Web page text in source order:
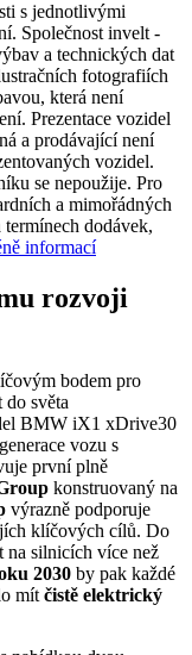
s jednotlivými
Společnost invelt -
a technických dat
fotografiích
která není
Prezentace vozidel
a prodávající není
vozidel.
se nepoužije. Pro
a mimořádných
dodávek,
informací
rozvoji
bodem pro
světa
BMW iX1 xDrive30
vozu s
první plně
konstruovaný na
výrazně podporuje
klíčových cílů. Do
na silnicích více než
2030 by pak každé
mít čistě elektrický